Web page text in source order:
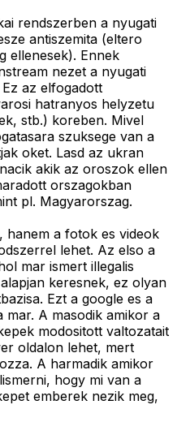
rendszerben a nyugati
antiszemita (eltero
ellenesek). Ennek
nezet a nyugati
az elfogadott
hatranyos helyzetu
stb.) koreben. Mivel
szuksege van a
oket. Lasd az ukran
akik az oroszok ellen
orszagokban
pl. Magyarorszag.
a fotok es videok
lehet. Az elso a
mar ismert illegalis
keresnek, ez olyan
Ezt a google es a
mar. A masodik amikor a
modositott valtozatait
oldalon lehet, mert
A harmadik amikor
hogy mi van a
emberek nezik meg,